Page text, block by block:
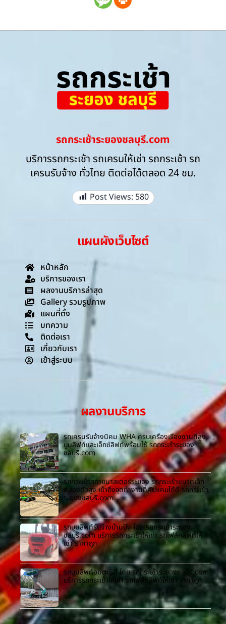
รถกระเช้าระยองชลบุรี.com
บริการรถกระเช้า รถเครนให้เช่า รถกระเช้า รถ
เครนรับจ้าง ทั่วไทย ติดต่อได้ตลอด 24 ชม.
Post Views: 580
แผนผังเว็บไซต์
หน้าหลัก
บริการของเรา
ผลงานบริการล่าสุด
Gallery รวมรูปภาพ
แผนที่ตั้ง
บทความ
ติดต่อเรา
เกี่ยวกับเรา
เข้าสู่ระบบ
ผลงานบริการ
รถเครนรับจ้างนิคม WHA ครบเครื่องเรื่องงานที่สูง
บูมลิฟท์และเอ็กซ์ลิฟท์พร้อมใช้ รถกระเช้าระยอง
ชลบุรี.com
รถกระเช้าสกายมาสเตอร์ระยอง รถกระเช้าขนาดเล็ก
คล่องตัวสูง เข้าถึงจุดทำงานที่คับแคบได้ดี รถกระเช้า
ระยองชลบุรี.com
รถบูมลิฟท์รับจ้างบ้านบึง โดย รถกระเช้าระยอง
ชลบุรี.com บริการรถกระเช้าให้เช่า รถโฟล์คลิฟท์ให้
เช่า ราคาถูก
รถบูมลิฟท์อมตะซิตี้ โดย รถกระเช้าระยองชลบุรี.com
บริการรถกระเช้าให้เช่า รถโฟล์คลิฟท์ให้เช่า ราคาถูก